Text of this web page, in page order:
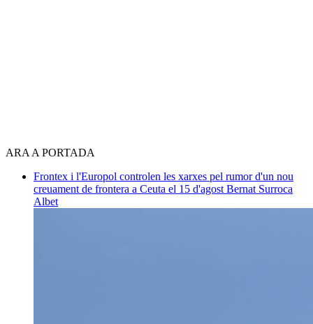
ARA A PORTADA
Frontex i l'Europol controlen les xarxes pel rumor d'un nou
creuament de frontera a Ceuta el 15 d'agost Bernat Surroca
Albet